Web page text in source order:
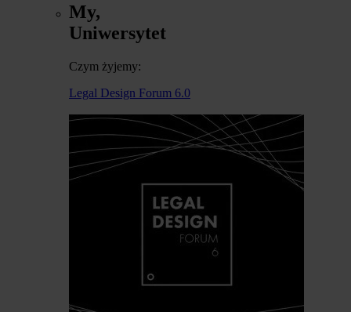
My,
Uniwersytet
Czym żyjemy:
Legal Design Forum 6.0